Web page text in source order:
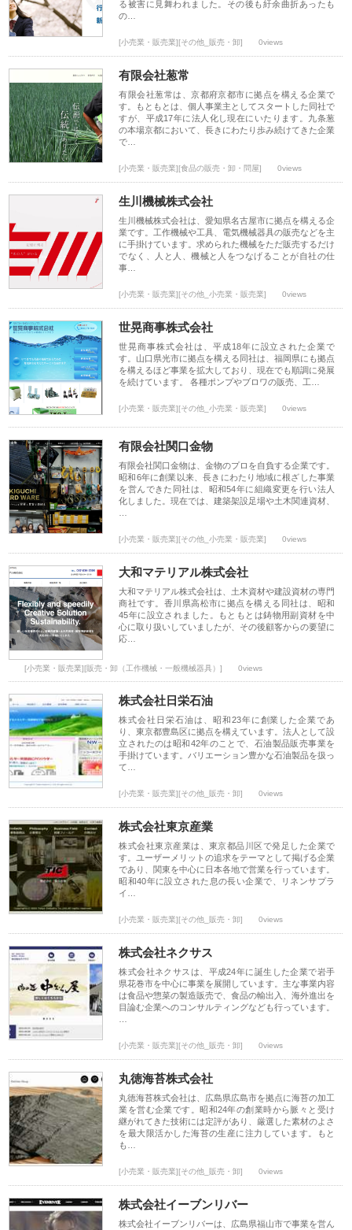
る被害に見舞われました。その後も紆余曲折あったも
の…
[小売業・販売業][その他_販売・卸] 0views
有限会社葱常
有限会社葱常は、京都府京都市に拠点を構える企業で
す。もともとは、個人事業主としてスタートした同社で
すが、平成17年に法人化し現在にいたります。九条葱
の本場京都において、長きにわたり歩み続けてきた企業
で…
[小売業・販売業][食品の販売・卸・問屋] 0views
生川機械株式会社
生川機械株式会社は、愛知県名古屋市に拠点を構える企
業です。工作機械や工具、電気機械器具の販売などを主
に手掛けています。求められた機械をただ販売するだけ
でなく、人と人、機械と人をつなげることが自社の仕
事…
[小売業・販売業][その他_小売業・販売業] 0views
世晃商事株式会社
世晃商事株式会社は、平成18年に設立された企業で
す。山口県光市に拠点を構える同社は、福岡県にも拠点
を構えるほど事業を拡大しており、現在でも順調に発展
を続けています。 各種ポンプやブロワの販売、工…
[小売業・販売業][その他_小売業・販売業] 0views
有限会社関口金物
有限会社関口金物は、金物のプロを自負する企業です。
昭和6年に創業以来、長きにわたり地域に根ざした事業
を営んできた同社は、昭和54年に組織変更を行い法人
化しました。現在では、建築架設足場や土木関連資材、
[小売業・販売業][その他_小売業・販売業] 0views
大和マテリアル株式会社
大和マテリアル株式会社は、土木資材や建設資材の専門
商社です。香川県高松市に拠点を構える同社は、昭和
45年に設立されました。もともとは鋳物用副資材を中
心に取り扱いしていましたが、その後顧客からの要望に
応…
[小売業・販売業][販売・卸（工作機械・一般機械器具）] 0views
株式会社日栄石油
株式会社日栄石油は、昭和23年に創業した企業であ
り、東京都豊島区に拠点を構えています。法人として設
立されたのは昭和42年のことで、石油製品販売事業を
手掛けています。バリエーション豊かな石油製品を扱っ
て…
[小売業・販売業][その他_販売・卸] 0views
株式会社東京産業
株式会社東京産業は、東京都品川区で発足した企業で
す。ユーザーメリットの追求をテーマとして掲げる企業
であり、関東を中心に日本各地で営業を行っています。
昭和40年に設立された息の長い企業で、リネンサプラ
イ…
[小売業・販売業][その他_販売・卸] 0views
株式会社ネクサス
株式会社ネクサスは、平成24年に誕生した企業で岩手
県花巻市を中心に事業を展開しています。主な事業内容
は食品や惣菜の製造販売で、食品の輸出入、海外進出を
目論む企業へのコンサルティングなども行っています。
[小売業・販売業][その他_販売・卸] 0views
丸徳海苔株式会社
丸徳海苔株式会社は、広島県広島市を拠点に海苔の加工
業を営む企業です。昭和24年の創業時から脈々と受け
継がれてきた技術には定評があり、厳選した素材のよさ
を最大限活かした海苔の生産に注力しています。もと
も…
[小売業・販売業][その他_販売・卸] 0views
株式会社イーブンリバー
株式会社イーブンリバーは、広島県福山市で事業を営ん